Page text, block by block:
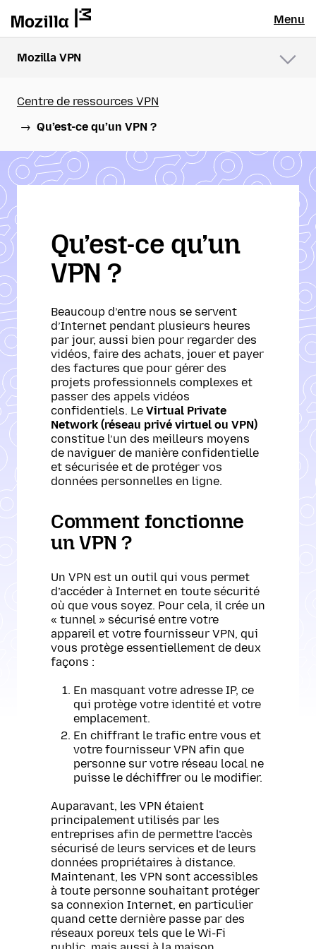
Menu
Mozilla VPN
Centre de ressources VPN
Qu’est-ce qu’un VPN ?
Qu’est-ce qu’un
VPN ?
Beaucoup d’entre nous se servent
d’Internet pendant plusieurs heures
par jour, aussi bien pour regarder des
vidéos, faire des achats, jouer et payer
des factures que pour gérer des
projets professionnels complexes et
passer des appels vidéos
confidentiels. Le Virtual Private
Network (réseau privé virtuel ou VPN)
constitue l’un des meilleurs moyens
de naviguer de manière confidentielle
et sécurisée et de protéger vos
données personnelles en ligne.
Comment fonctionne
un VPN ?
Un VPN est un outil qui vous permet
d’accéder à Internet en toute sécurité
où que vous soyez. Pour cela, il crée un
« tunnel » sécurisé entre votre
appareil et votre fournisseur VPN, qui
vous protège essentiellement de deux
façons :
En masquant votre adresse IP, ce
qui protège votre identité et votre
emplacement.
En chiffrant le trafic entre vous et
votre fournisseur VPN afin que
personne sur votre réseau local ne
puisse le déchiffrer ou le modifier.
Auparavant, les VPN étaient
principalement utilisés par les
entreprises afin de permettre l’accès
sécurisé de leurs services et de leurs
données propriétaires à distance.
Maintenant, les VPN sont accessibles
à toute personne souhaitant protéger
sa connexion Internet, en particulier
quand cette dernière passe par des
réseaux poreux tels que le Wi-Fi